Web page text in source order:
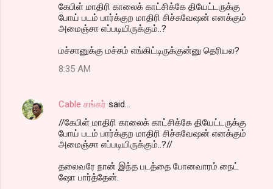
கேபிள் மாதிரி காலைக் காட்சிக்கே தியேட்டருக்கு
போய் படம் பார்க்குற மாதிரி சிச்சுவேஷன் எனக்கும்
அமைஞ்சா எப்படியிருக்கும்..?
மச்சானுக்கு மச்சம் எங்கிட்டிருக்குன்னு தெரியல?
8:35 AM
Cable சங்கர் said…
//கேபிள் மாதிரி காலைக் காட்சிக்கே தியேட்டருக்கு
போய் படம் பார்க்குற மாதிரி சிச்சுவேஷன் எனக்கும்
அமைஞ்சா எப்படியிருக்கும்..?//
தலைவரே நான் இந்த படத்தை போனவாரம் நைட்
ஷோ பார்த்தேன்.